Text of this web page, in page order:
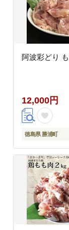
阿波彩どり
12,000円
徳島県 勝浦町